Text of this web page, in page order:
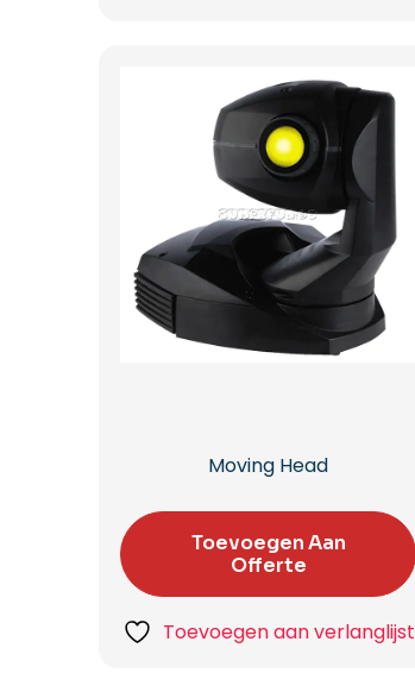
Moving Head
Toevoegen Aan
Offerte
Toevoegen aan verlanglijst